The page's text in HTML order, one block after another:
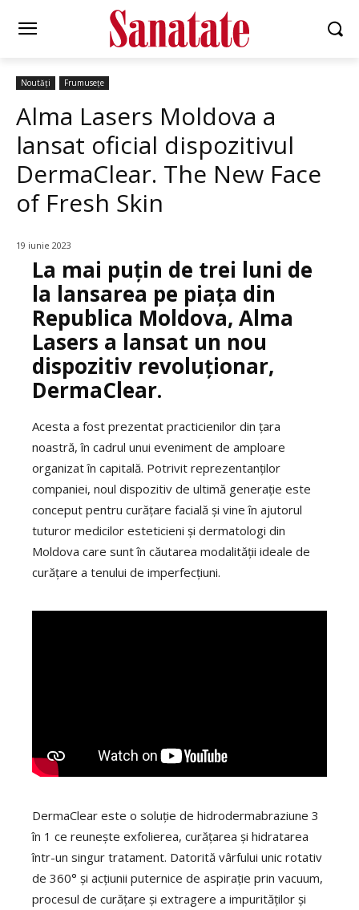
Noutăți Frumusețe
Alma Lasers Moldova a
lansat oficial dispozitivul
DermaClear. The New Face
of Fresh Skin
19 iunie 2023
La mai puțin de trei luni de
la lansarea pe piața din
Republica Moldova, Alma
Lasers a lansat un nou
dispozitiv revoluționar,
DermaClear.
Acesta a fost prezentat practicienilor din țara
noastră, în cadrul unui eveniment de amploare
organizat în capitală. Potrivit reprezentanților
companiei, noul dispozitiv de ultimă generație este
conceput pentru curățare facială și vine în ajutorul
tuturor medicilor esteticieni și dermatologi din
Moldova care sunt în căutarea modalității ideale de
curățare a tenului de imperfecțiuni.
DermaClear este o soluție de hidrodermabraziune 3
în 1 ce reunește exfolierea, curățarea și hidratarea
într-un singur tratament. Datorită vârfului unic rotativ
de 360° și acțiunii puternice de aspirație prin vacuum,
procesul de curățare și extragere a impurităților și